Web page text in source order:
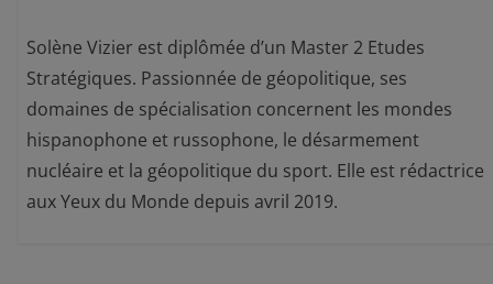
Solène Vizier est diplômée d’un Master 2 Etudes
Stratégiques. Passionnée de géopolitique, ses
domaines de spécialisation concernent les mondes
hispanophone et russophone, le désarmement
nucléaire et la géopolitique du sport. Elle est rédactrice
aux Yeux du Monde depuis avril 2019.